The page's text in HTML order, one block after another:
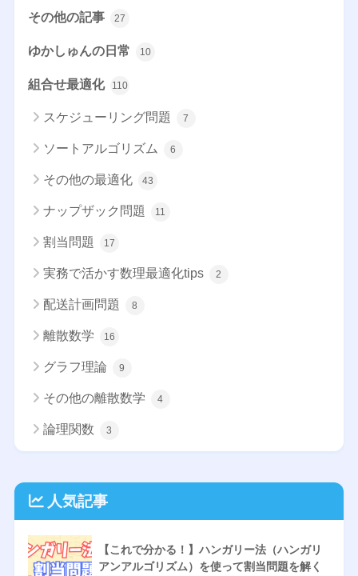
その他の記事 27
ゆかしゅんの日常 10
組合せ最適化 110
スケジューリング問題 7
ソートアルゴリズム 6
その他の最適化 43
ナップザック問題 11
割当問題 17
実務で活かす数理最適化tips 2
配送計画問題 8
離散数学 16
グラフ理論 9
その他の離散数学 4
論理関数 3
人気記事
【これで分かる！】ハンガリー法（ハンガリ
アンアルゴリズム）を使って割当問題を解く